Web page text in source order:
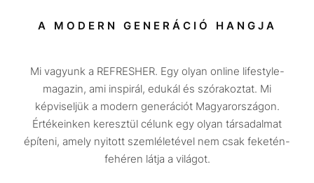
Társadalom
Utazás
Életmód
Design
Beszélgetések
A MODERN GENERÁCIÓ HANGJA
Mi vagyunk a REFRESHER. Egy olyan online lifestyle-
magazin, ami inspirál, edukál és szórakoztat. Mi
képviseljük a modern generációt Magyarországon.
Értékeinken keresztül célunk egy olyan társadalmat
építeni, amely nyitott szemléletével nem csak feketén-
fehéren látja a világot.